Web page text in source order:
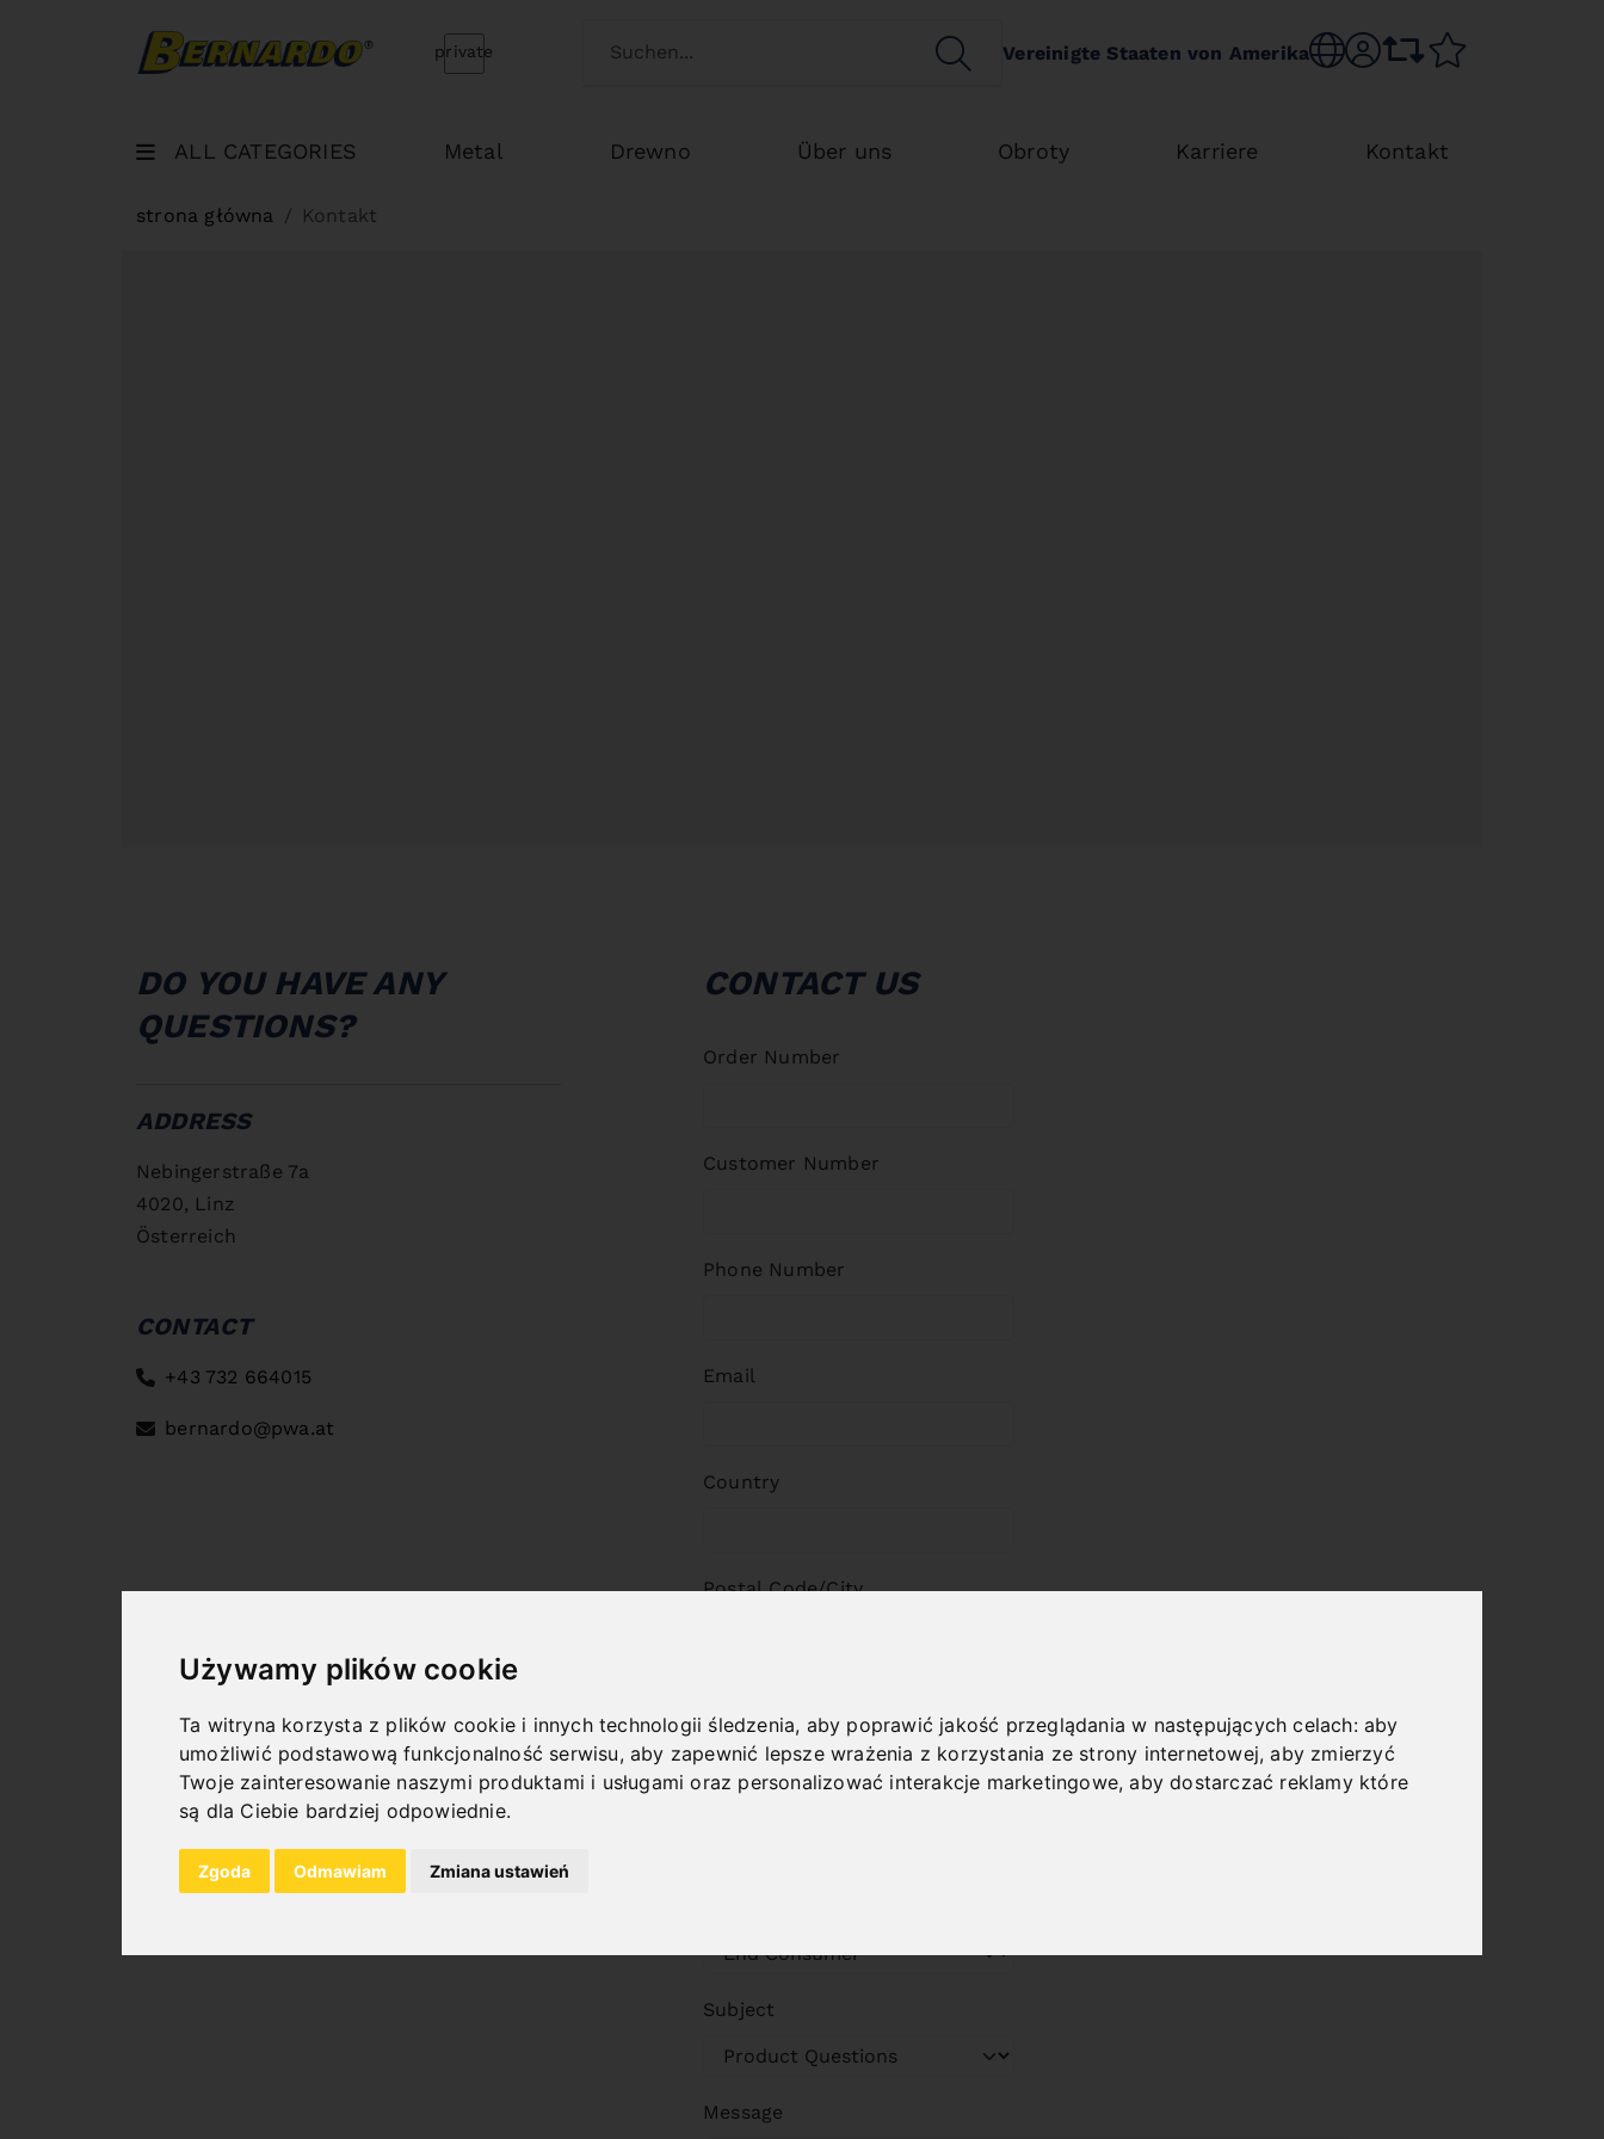
Używamy plików cookie
Ta witryna korzysta z plików cookie i innych technologii śledzenia, aby poprawić jakość przeglądania w następujących celach:aby
umożliwić podstawową funkcjonalność serwisu,aby zapewnić lepsze wrażenia z korzystania ze strony internetowej,aby zmierzyć
Twoje zainteresowanie naszymi produktami i usługami oraz personalizować interakcje marketingowe,aby dostarczać reklamy które
są dla Ciebie bardziej odpowiednie.
Zgoda Odmawiam Zmiana ustawień
Bernardo Home Switch customertype
private SEARCHVereinigte Staaten von Amerika Choose language
sr.accountcomparison list
ALL CATEGORIES Metal Drewno Über uns Obroty Karriere Kontakt
strona główna Kontakt
CONTACT
DO YOU HAVE ANY
QUESTIONS?
ADDRESS
Nebingerstraße 7a
4020, Linz
Österreich
CONTACT
+43 732 664015
bernardo@pwa.at
CONTACT US
Order Number
Customer Number
Phone Number
Email
Country
Postal Code/City
Full Name
Subject
Message